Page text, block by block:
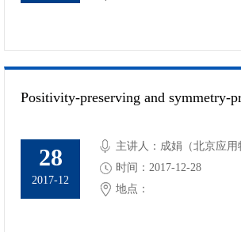
28
2017-12
主讲人：成娟（北京应
究所）
时间：2017-12-28
地点：